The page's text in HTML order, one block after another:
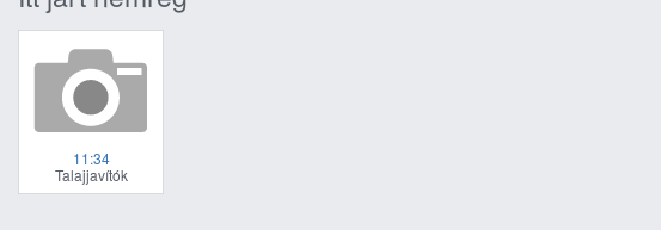
11:34
Talajjavítók